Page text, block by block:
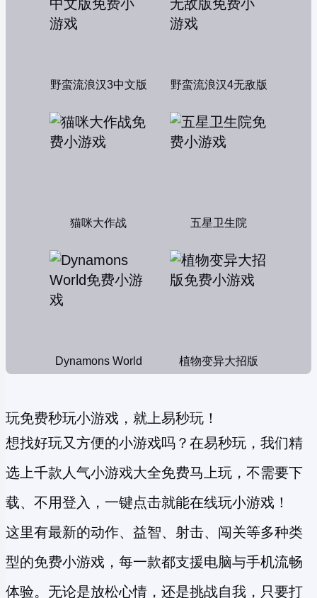
野蛮流浪汉3中文版 野蛮流浪汉4无敌版
猫咪大作战 五星卫生院
Dynamons World 植物变异大招版
玩免费秒玩小游戏，就上易秒玩！
想找好玩又方便的小游戏吗？在易秒玩，我们精
选上千款人气小游戏大全免费马上玩，不需要下
载、不用登入，一键点击就能在线玩小游戏！
这里有最新的动作、益智、射击、闯关等多种类
型的免费小游戏 ，每一款都支援电脑与手机流畅
体验。无论是放松心情，还是挑战自我，只要打